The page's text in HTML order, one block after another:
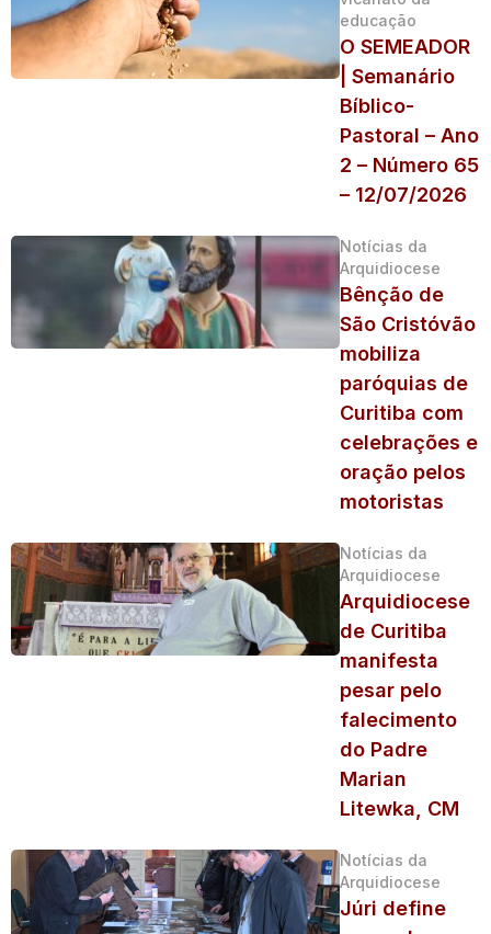
educação
O SEMEADOR
| Semanário
Bíblico-
Pastoral – Ano
2 – Número 65
– 12/07/2026
Notícias da
Arquidiocese
Bênção de
São Cristóvão
mobiliza
paróquias de
Curitiba com
celebrações e
oração pelos
motoristas
Notícias da
Arquidiocese
Arquidiocese
de Curitiba
manifesta
pesar pelo
falecimento
do Padre
Marian
Litewka, CM
Notícias da
Arquidiocese
Júri define